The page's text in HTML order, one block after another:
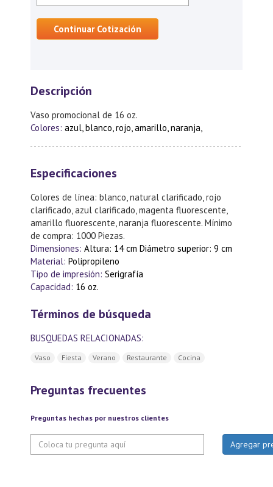
Continuar Cotización
Descripción
Vaso promocional de 16 oz.
Colores: azul, blanco, rojo, amarillo, naranja,
Especificaciones
Colores de línea: blanco, natural clarificado, rojo
clarificado, azul clarificado, magenta fluorescente,
amarillo fluorescente, naranja fluorescente. Mínimo
de compra: 1000 Piezas.
Dimensiones: Altura: 14 cm Diámetro superior: 9 cm
Material: Polipropileno
Tipo de impresión: Serigrafía
Capacidad: 16 oz.
Términos de búsqueda
BUSQUEDAS RELACIONADAS:
Vaso Fiesta Verano Restaurante Cocina
Preguntas frecuentes
Preguntas hechas por nuestros clientes